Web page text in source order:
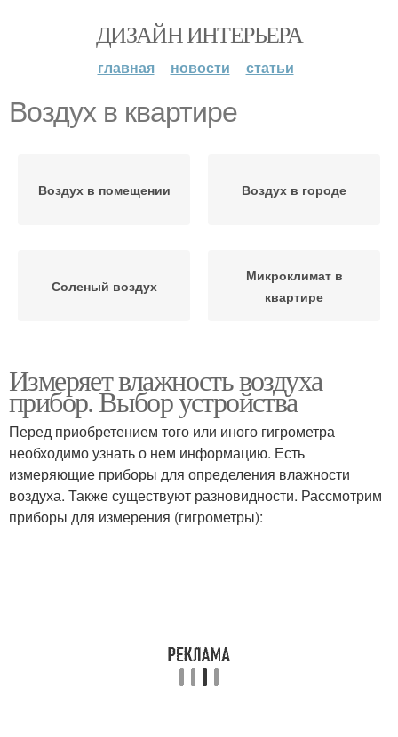
ДИЗАЙН ИНТЕРЬЕРА
главная новости статьи
Воздух в квартире
Воздух в помещении Воздух в городе
Соленый воздух
Микроклимат в
квартире
Измеряет влажность воздуха
прибор. Выбор устройства
Перед приобретением того или иного гигрометра
необходимо узнать о нем информацию. Есть
измеряющие приборы для определения влажности
воздуха. Также существуют разновидности. Рассмотрим
приборы для измерения (гигрометры):